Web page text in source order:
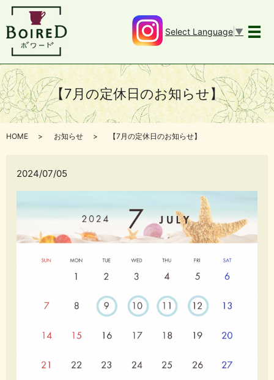
メ
Select Language ▼
【7月の定休日のお知らせ】
HOME お知らせ 【7月の定休日のお知らせ】
2024/07/05